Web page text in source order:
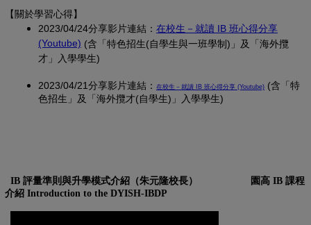
【關於學習心得】
2023/04/24分享影片連結： 在校生－就讀 IB 班心得分享
(Youtube) (另開新視窗)
(含「特色招生(自學生與一班學制)」及「海外攬
才」入學學生)
2023/04/21分享影片連結： 在校生－就讀 IB 班心得分享 (Youtube) (另開新視窗)
(含「特
色招生」及「海外攬才(自學生)」入學學生)
IB 評量準則與升學模式介紹（朱元隆校長）
園高 IB 課程
介紹 Introduction to the DYISH-IBDP